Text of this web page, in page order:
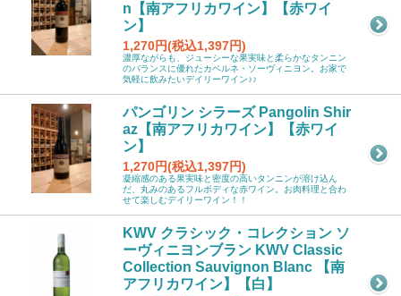
n【南アフリカワイン】【赤ワイ
ン】
1,270円(税込1,397円)
濃厚ながらも、ジューシーな果実味と柔らかなタンニン
のバランスに優れたカベルネ・ソーヴィニヨン。お家で
気軽に飲みたいデイリーワイン♪♪
パンゴリン シラーズ Pangolin Shir
az【南アフリカワイン】【赤ワイ
ン】
1,270円(税込1,397円)
凝縮感のある果実味と密度の高いタンニンが溶け込ん
だ、丸みのあるフルボディな赤ワイン。お肉料理と合わ
せて楽しむデイリーワイン！！
KWV クラシック・コレクション ソ
ーヴィニヨンブラン KWV Classic
Collection Sauvignon Blanc 【南
アフリカワイン】【白】